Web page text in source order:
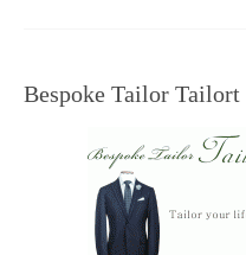
Bespoke Tailor Tailort